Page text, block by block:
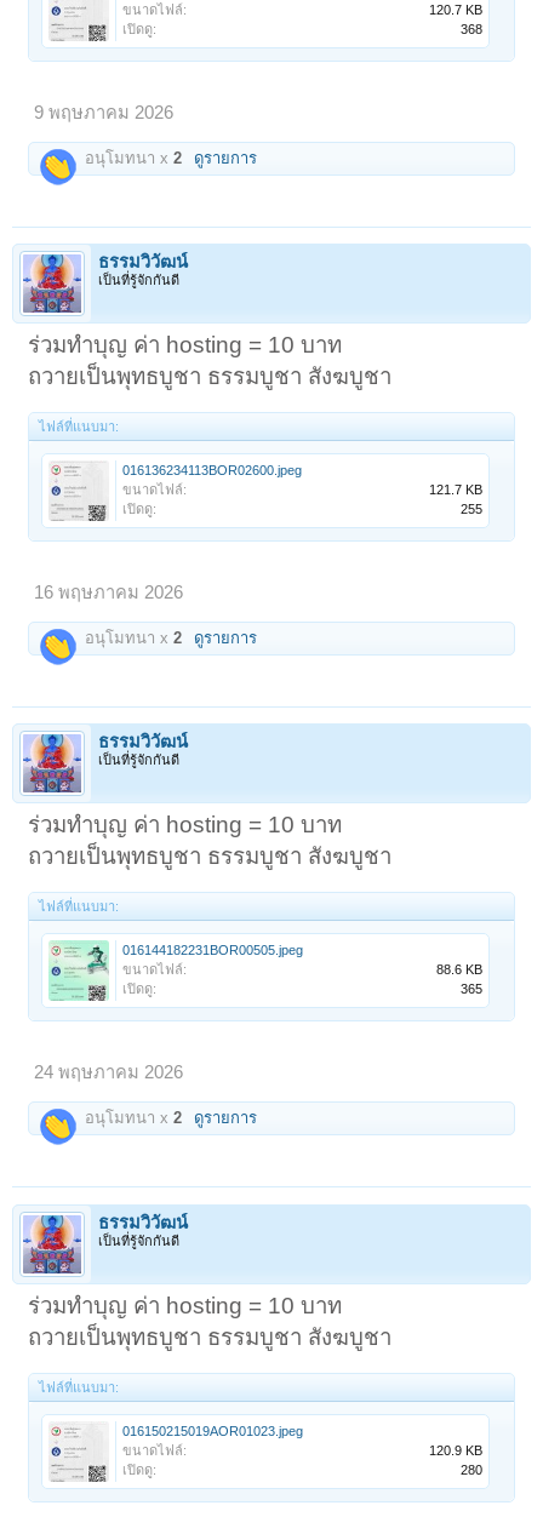
ขนาดไฟล์:
120.7 KB
เปิดดู:
368
9 พฤษภาคม 2026
อนุโมทนา x2 ดูรายการ
ธรรมวิวัฒน์
เป็นที่รู้จักกันดี
ร่วมทำบุญ ค่า hosting = 10 บาท
ถวายเป็นพุทธบูชา ธรรมบูชา สังฆบูชา
ไฟล์ที่แนบมา:
016136234113BOR02600.jpeg
ขนาดไฟล์:
121.7 KB
เปิดดู:
255
16 พฤษภาคม 2026
อนุโมทนา x2 ดูรายการ
ธรรมวิวัฒน์
เป็นที่รู้จักกันดี
ร่วมทำบุญ ค่า hosting = 10 บาท
ถวายเป็นพุทธบูชา ธรรมบูชา สังฆบูชา
ไฟล์ที่แนบมา:
016144182231BOR00505.jpeg
ขนาดไฟล์:
88.6 KB
เปิดดู:
365
24 พฤษภาคม 2026
อนุโมทนา x2 ดูรายการ
ธรรมวิวัฒน์
เป็นที่รู้จักกันดี
ร่วมทำบุญ ค่า hosting = 10 บาท
ถวายเป็นพุทธบูชา ธรรมบูชา สังฆบูชา
ไฟล์ที่แนบมา:
016150215019AOR01023.jpeg
ขนาดไฟล์:
120.9 KB
เปิดดู:
280